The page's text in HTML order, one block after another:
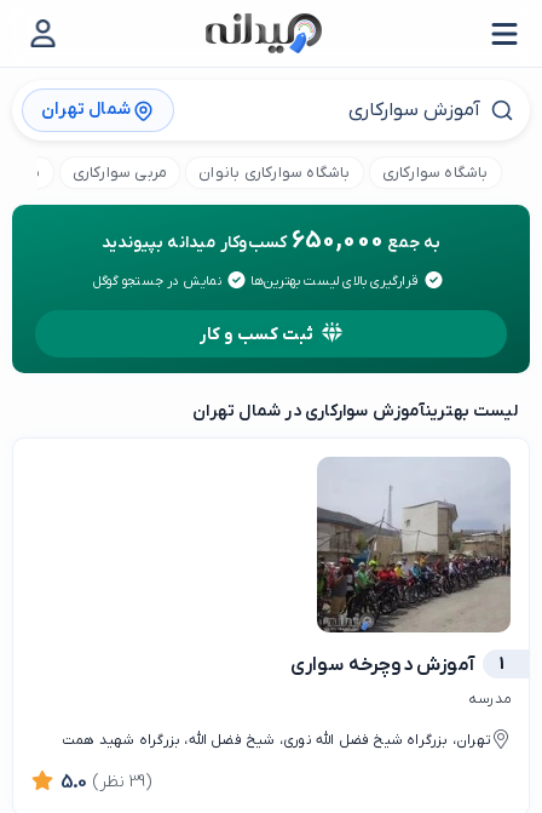
شمال تهران
باشگاه سوارکاری باشگاه سوارکاری بانوان مربی سوارکاری
به جمع 650,000 کسب‌وکار میدانه بپیوندید
قرارگیری بالای لیست بهترین‌ها نمایش در جستجو گوگل
ثبت کسب و کار
لیست بهترینآموزش سوارکاری در شمال تهران
1 آموزش دوچرخه سواری
مدرسه
تهران، بزرگراه شیخ فضل الله نوری، شیخ فضل الله، بزرگراه شهید همت
5.0 (39 نظر)